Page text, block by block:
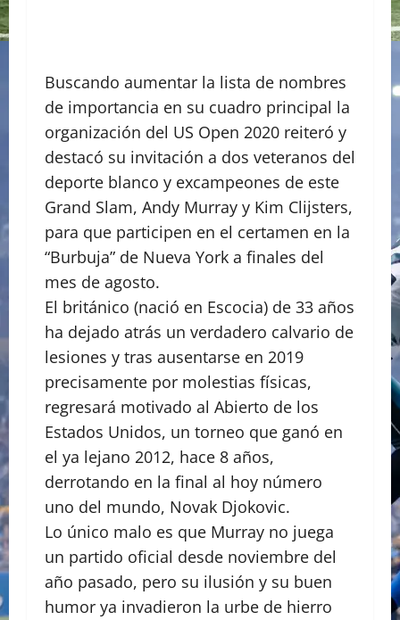
Buscando aumentar la lista de nombres
de importancia en su cuadro principal la
organización del US Open 2020 reiteró y
destacó su invitación a dos veteranos del
deporte blanco y excampeones de este
Grand Slam, Andy Murray y Kim Clijsters,
para que participen en el certamen en la
“Burbuja” de Nueva York a finales del
mes de agosto.
El británico (nació en Escocia) de 33 años
ha dejado atrás un verdadero calvario de
lesiones y tras ausentarse en 2019
precisamente por molestias físicas,
regresará motivado al Abierto de los
Estados Unidos, un torneo que ganó en
el ya lejano 2012, hace 8 años,
derrotando en la final al hoy número
uno del mundo, Novak Djokovic.
Lo único malo es que Murray no juega
un partido oficial desde noviembre del
año pasado, pero su ilusión y su buen
humor ya invadieron la urbe de hierro